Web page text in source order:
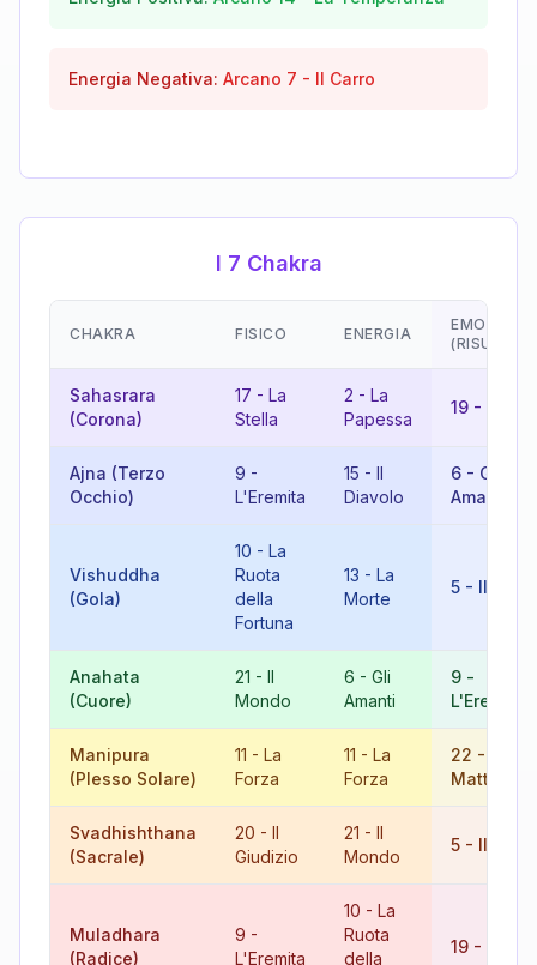
Energia Negativa: Arcano 7 - Il Carro
I 7 Chakra
CHAKRA FISICO ENERGIA
EMOZIONI
Sahasrara
(Corona)
17 - La
Stella
2 - La
Papessa
19 -
Ajna (Terzo
Occhio)
9 -
L'Eremita
15 - Il
Diavolo
6 - Gli
Amanti
Vishuddha
(Gola)
10 - La
Ruota
della
Fortuna
13 - La
Morte
5 - Il Papa
Anahata
(Cuore)
21 - Il
Mondo
6 - Gli
Amanti
9 -
L'Eremita
Manipura
(Plesso Solare)
11 - La
Forza
11 - La
Forza
22 -
Matto
Svadhishthana
(Sacrale)
20 - Il
Giudizio
21 - Il
Mondo
5 - Il Papa
Muladhara
(Radice)
9 -
L'Eremita
10 - La
Ruota
della
19 -